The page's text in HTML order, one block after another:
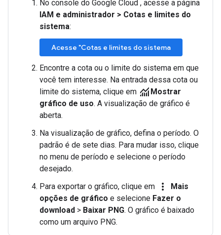
No console do Google Cloud , acesse a página
IAM e administrador > Cotas e limites do
sistema:
Acesse "Cotas e limites do sistema
Encontre a cota ou o limite do sistema em que
você tem interesse. Na entrada dessa cota ou
limite do sistema, clique em monitoring Mostrar
gráfico de uso. A visualização de gráfico é
aberta.
Na visualização de gráfico, defina o período. O
padrão é de sete dias. Para mudar isso, clique
no menu de período e selecione o período
desejado.
Para exportar o gráfico, clique em
more_vert
Mais
opções de gráfico e selecione Fazer o
download > Baixar PNG. O gráfico é baixado
como um arquivo PNG.